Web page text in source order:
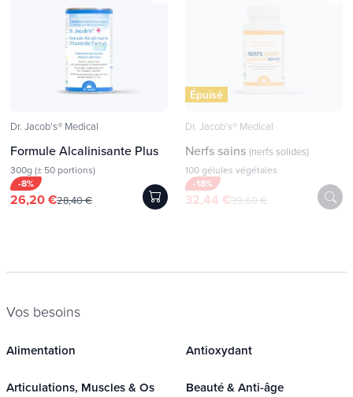
Dr. Jacob's® Medical
Formule Alcalinisante Plus
300g (± 50 portions)
-8%
26,20 €28,40 €
Épuisé
Dr. Jacob's® Medical
Nerfs sains (nerfs solides)
100 gélules végétales
-18%
32,44 €39,60 €
Vos besoins
Alimentation Antioxydant
Articulations, Muscles & Os Beauté & Anti-âge